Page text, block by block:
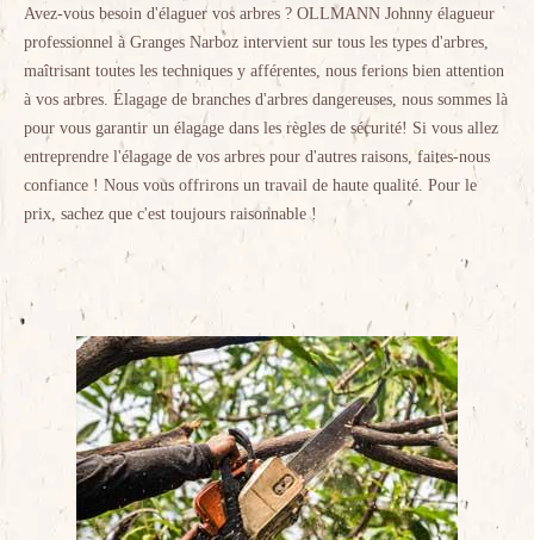
Avez-vous besoin d'élaguer vos arbres ? OLLMANN Johnny élagueur
professionnel à Granges Narboz intervient sur tous les types d'arbres,
maîtrisant toutes les techniques y afférentes, nous ferions bien attention
à vos arbres. Élagage de branches d'arbres dangereuses, nous sommes là
pour vous garantir un élagage dans les règles de sécurité! Si vous allez
entreprendre l'élagage de vos arbres pour d'autres raisons, faites-nous
confiance ! Nous vous offrirons un travail de haute qualité. Pour le
prix, sachez que c'est toujours raisonnable !